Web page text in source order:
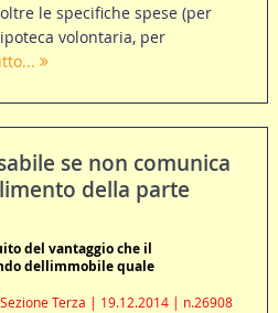
le specifiche spese (per
volontaria, per
se non comunica
della parte
del vantaggio che il
dellimmobile quale
Terza | 19.12.2014 | n.26908